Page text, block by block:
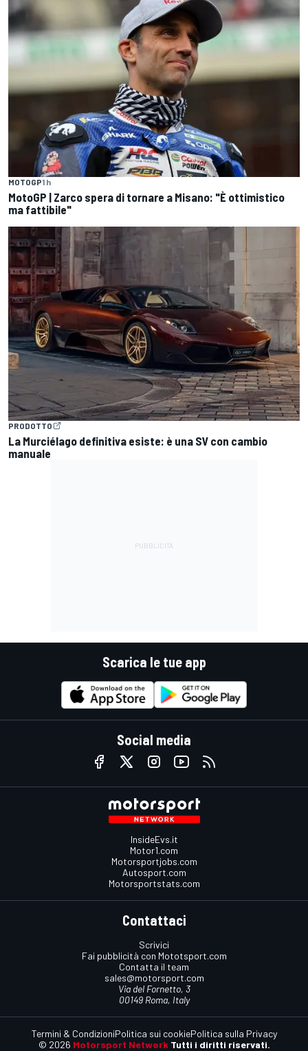
MOTOGP1 h
MotoGP | Zarco spera di tornare a Misano: "È ottimistico
ma fattibile"
PRODOTTO
La Murciélago definitiva esiste: è una SV con cambio
manuale
Scarica le tue app
Social media
InsideEvs.it
Motor1.com
Motorsportjobs.com
Autosport.com
Motorsportstats.com
Contattaci
Scrivici
Fai pubblicità con Mototsport.com
Contatta il team
sales@motorsport.com
Via del Fornetto, 3
00149 Roma, Italy
© 2026 Motorsport Network Tutti i diritti riservati.
Termini & CondizioniPolitica sui cookiePolitica sulla Privacy